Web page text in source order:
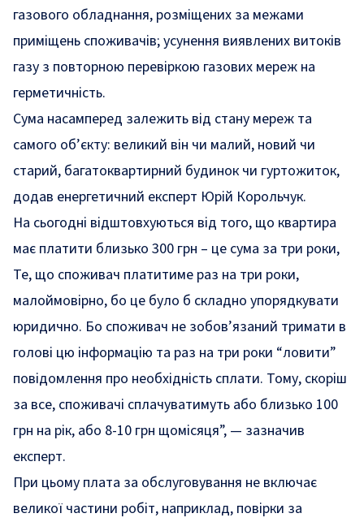
газового обладнання, розміщених за межами
приміщень споживачів; усунення виявлених витоків
газу з повторною перевіркою газових мереж на
герметичність.
Сума насамперед залежить від стану мереж та
самого об’єкту: великий він чи малий, новий чи
старий, багатоквартирний будинок чи гуртожиток,
додав енергетичний експерт Юрій Корольчук.
На сьогодні відштовхуються від того, що квартира
має платити близько 300 грн – це сума за три роки,
Те, що споживач платитиме раз на три роки,
малоймовірно, бо це було б складно упорядкувати
юридично. Бо споживач не зобов’язаний тримати в
голові цю інформацію та раз на три роки “ловити”
повідомлення про необхідність сплати. Тому, скоріш
за все, споживачі сплачуватимуть або близько 100
грн на рік, або 8-10 грн щомісяця”, — зазначив
експерт.
При цьому плата за обслуговування не включає
великої частини робіт, наприклад, повірки за